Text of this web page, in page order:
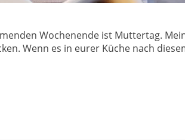
Wochenende ist Muttertag.
Wenn es in eurer Küche nach